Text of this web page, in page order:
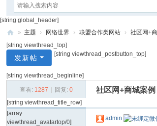
产品与服务
[string global_header]
通
约
社
» 主题 › 网络世界 › 联盟合作类网站 ›
社区网+
[string viewthread_top]
发新帖 [string viewthread_postbutton_top]
[string viewthread_beginline]
查看: 1287 回复: 0 社区网+商城案例
[string viewthread_title_row]
[array
viewthread_avatartop/0]
admin